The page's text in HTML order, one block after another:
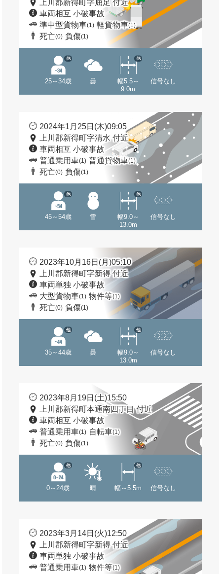
上川郡新得町字屈足 付近
車両相互 小破事故
準中型貨物車(1) 軽貨物車(1)
死亡(0) 負傷(1)
25～34歳
他
曇
幅5.5～
9.0m
他
信号なし
2024年1月25日(木)09:05
上川郡新得町字清水 付近
車両相互 小破事故
普通乗用車(1) 普通貨物車(1)
死亡(0) 負傷(1)
45～54歳
他
雪
幅9.0～
13.0m
他
信号なし
2023年10月16日(月)05:10
上川郡新得町字新得 付近
車両単独 小破事故
大型貨物車(1) 物件等(1)
死亡(0) 負傷(1)
35～44歳
他
曇
幅9.0～
13.0m
他
信号なし
2023年8月19日(土)15:50
上川郡新得町本通南四丁目 付近
車両相互 小破事故
普通乗用車(1) 自転車(1)
死亡(0) 負傷(1)
0～24歳
他
晴 幅～5.5m
他
信号なし
2023年3月14日(火)12:50
上川郡新得町字新得 付近
車両単独 小破事故
普通乗用車(1) 物件等(1)